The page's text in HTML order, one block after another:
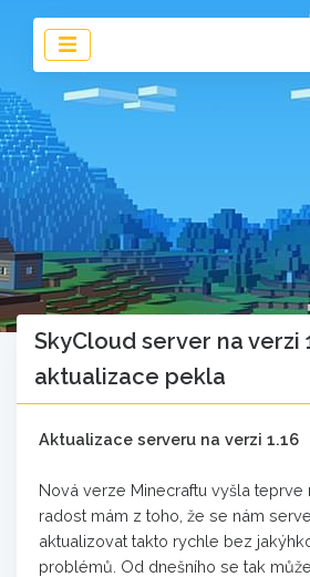
SkyCloud server na verzi
aktualizace pekla
Aktualizace serveru na verzi 1.16
Nová verze Minecraftu vyšla teprve
radost mám z toho, že se nám
aktualizovat takto rychle bez
problémů. Od dnešního se tak